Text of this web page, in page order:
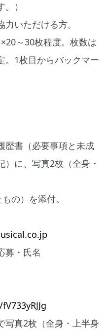
）
いただける方。
～30枚程度。枚数は
。1枚目からバックマー
歴書（必要事項と未成
に、写真2枚（全身・
の）を添付。
募・氏名
写真2枚（全身・上半身